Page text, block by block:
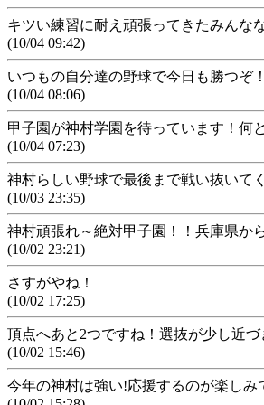
キツい練習に耐え頑張ってきたみん
(10/04 09:42)
いつもの自分達の野球で今日も勝つぞ
(10/04 08:06)
甲子園が神村学園を待っています！何
(10/04 07:23)
神村らしい野球で最後まで戦い抜い
(10/03 23:35)
神村頑張れ～絶対甲子園！！兵庫県か
(10/02 23:21)
さすがやね！
(10/02 17:25)
頂点へあと2つですね！選抜が少し近
(10/02 15:46)
今年の神村は強い!応援するのが楽し